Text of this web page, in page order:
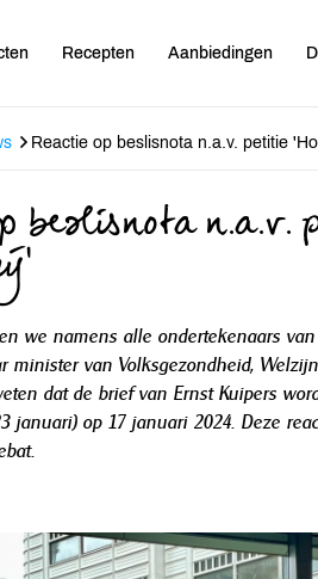
Recepten Aanbiedingen
Reactie op beslisnota n.a.v. petitie
beslisnota
we namens alle ondertekenaars
minister van Volksgezondheid,
dat de brief van Ernst Kuipers
januari) op 17 januari 2024. Deze